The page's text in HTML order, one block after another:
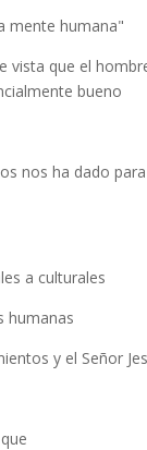
mente humana"
vista que el
bueno
nos ha dado
a culturales
humanas
y el Señor